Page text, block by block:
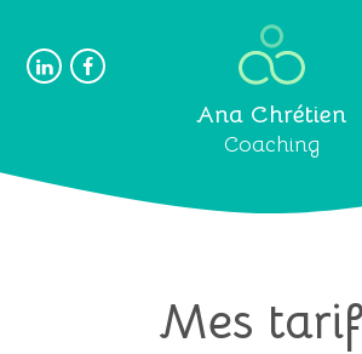
Ana Chrétien
Coaching
Mes